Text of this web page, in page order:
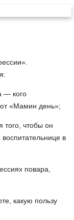
— кого
«Мамин день»;
того, чтобы он
в
повара,
какую пользу